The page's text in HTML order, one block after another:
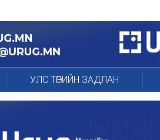
УЛС ТӨРИЙН ЗАДЛАН